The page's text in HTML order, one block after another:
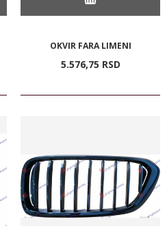
OKVIR FARA LIMENI
5.576,75 RSD